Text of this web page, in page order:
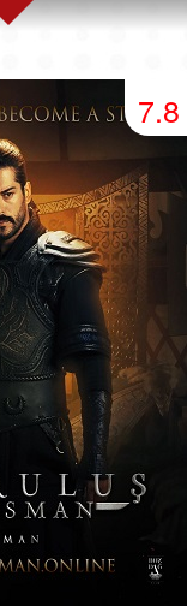
47 серия
51 серия
55 серия
59 серия
63 серия
67 серия
71 серия
75 серия
79 серия
83 серия
7.8